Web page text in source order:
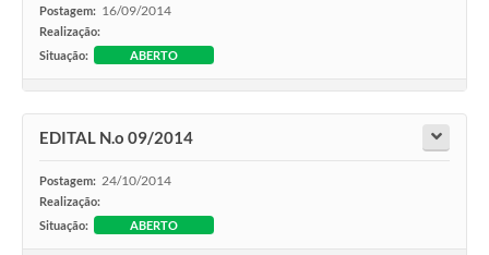
Postagem: 16/09/2014
Realização:
Situação:
ABERTO
EDITAL N.o 09/2014
Postagem: 24/10/2014
Realização:
Situação:
ABERTO